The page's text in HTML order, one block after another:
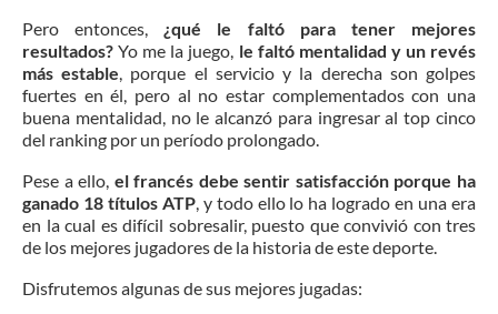
Pero entonces, ¿qué le faltó para tener mejores
resultados? Yo me la juego, le faltó mentalidad y un revés
más estable, porque el servicio y la derecha son golpes
fuertes en él, pero al no estar complementados con una
buena mentalidad, no le alcanzó para ingresar al top cinco
del ranking por un período prolongado.
Pese a ello, el francés debe sentir satisfacción porque ha
ganado 18 títulos ATP, y todo ello lo ha logrado en una era
en la cual es difícil sobresalir, puesto que convivió con tres
de los mejores jugadores de la historia de este deporte.
Disfrutemos algunas de sus mejores jugadas: